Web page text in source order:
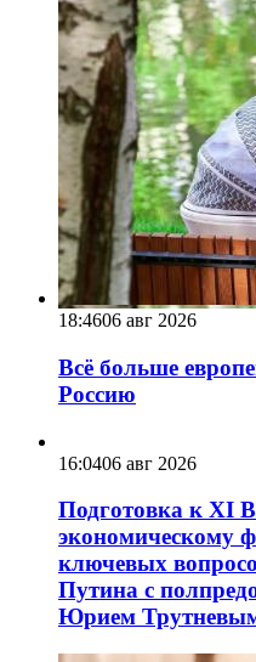
18:4606 авг 2026
Всё больше
Россию
16:0406 авг 2026
Подготовка к XI
экономическому
ключевых
Путина с
Юрием